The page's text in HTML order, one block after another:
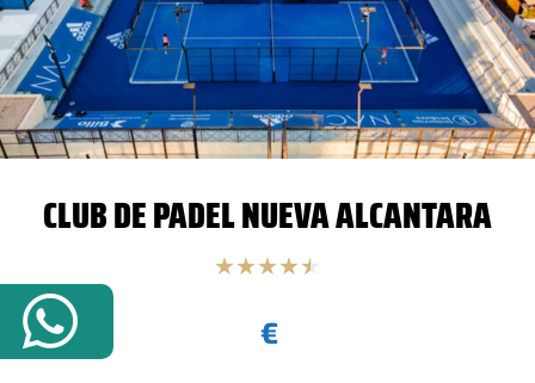
CLUB DE PADEL NUEVA ALCANTARA
★★★★★
€